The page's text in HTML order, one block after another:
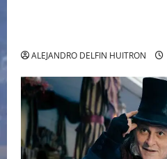
ALEJANDRO DELFIN HUITRON